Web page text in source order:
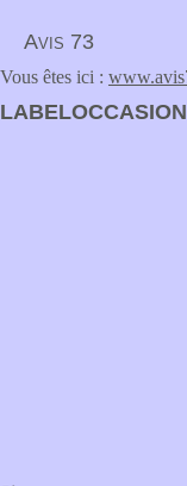
Avis 73
Vous êtes ici :